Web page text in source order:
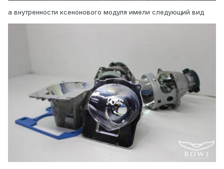
а внутренности ксенонового модуля имели следующий вид